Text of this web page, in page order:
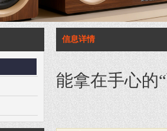
信息详情
能拿在手心的